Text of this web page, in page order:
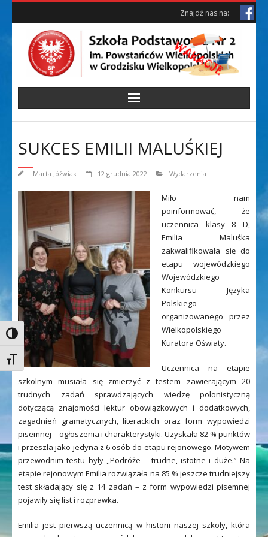
Skip
Toggle High Contrast
Toggle Font size
Skip
Znajdź nas na:
SUKCES EMILII MALUŚKIEJ
Marta Jóźwiak 12 grudnia 2022 Wydarzenia
Miło nam
poinformować, że
uczennica klasy 8 D,
Emilia Maluśka
zakwalifikowała się do
etapu wojewódzkiego
Wojewódzkiego
Konkursu Języka
Polskiego
organizowanego przez
Wielkopolskiego
Kuratora Oświaty.
Uczennica na etapie
szkolnym musiała się zmierzyć z testem zawierającym 20
trudnych zadań sprawdzających wiedzę polonistyczną
dotyczącą znajomości lektur obowiązkowych i dodatkowych,
zagadnień gramatycznych, literackich oraz form wypowiedzi
pisemnej – ogłoszenia i charakterystyki. Uzyskała 82 % punktów
i przeszła jako jedyna z 6 osób do etapu rejonowego. Motywem
przewodnim testu były ,,Podróże – trudne, istotne i duże.” Na
etapie rejonowym Emilia rozwiązała na 85 % jeszcze trudniejszy
test składający się z 14 zadań – z form wypowiedzi pisemnej
pojawiły się list i rozprawka.
Emilia jest pierwszą uczennicą w historii naszej szkoły, która